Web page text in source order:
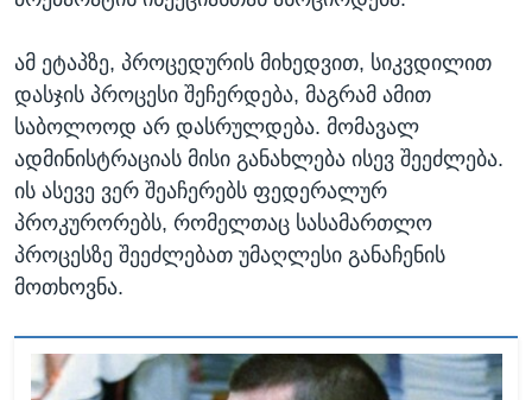
ამ ეტაპზე, პროცედურის მიხედვით, სიკვდილით
დასჯის პროცესი შეჩერდება, მაგრამ ამით
საბოლოოდ არ დასრულდება. მომავალ
ადმინისტრაციას მისი განახლება ისევ შეეძლება.
ის ასევე ვერ შეაჩერებს ფედერალურ
პროკურორებს, რომელთაც სასამართლო
პროცესზე შეეძლებათ უმაღლესი განაჩენის
მოთხოვნა.